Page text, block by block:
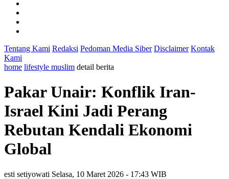
Tentang Kami Redaksi Pedoman Media Siber Disclaimer Kontak
Kami
home lifestyle muslim detail berita
Pakar Unair: Konflik Iran-
Israel Kini Jadi Perang
Rebutan Kendali Ekonomi
Global
esti setiyowati Selasa, 10 Maret 2026 - 17:43 WIB